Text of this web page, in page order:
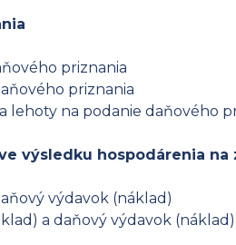
priznania
priznania
lehoty na podanie daňového
výsledku hospodárenia na
výdavok (náklad)
a daňový výdavok